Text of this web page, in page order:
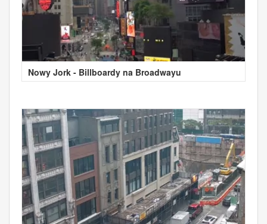
Nowy Jork - Billboardy na Broadwayu